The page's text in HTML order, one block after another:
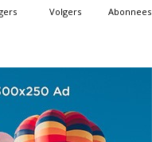
Volgers Abonnees